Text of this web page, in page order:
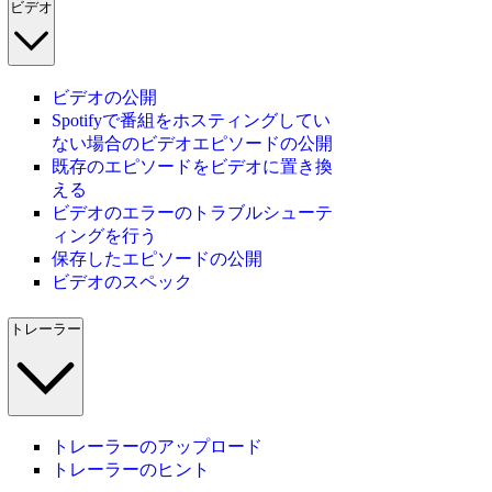
ビデオ
ビデオの公開
Spotifyで番組をホスティングしてい
ない場合のビデオエピソードの公開
既存のエピソードをビデオに置き換
える
ビデオのエラーのトラブルシューテ
ィングを行う
保存したエピソードの公開
ビデオのスペック
トレーラー
トレーラーのアップロード
トレーラーのヒント